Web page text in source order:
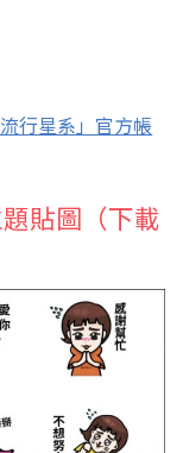
行星系」官方帳
貼圖（下載